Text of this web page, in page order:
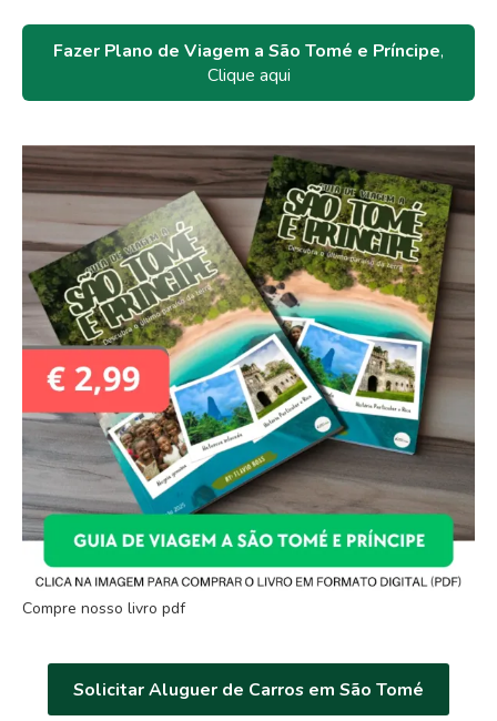
Fazer Plano de Viagem a São Tomé e Príncipe,
Clique aqui
Compre nosso livro pdf
Solicitar Aluguer de Carros em São Tomé